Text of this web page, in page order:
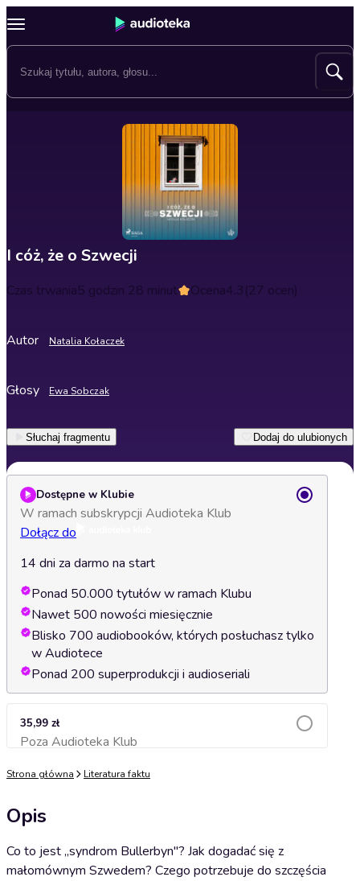
I cóż, że o Szwecji
Czas trwania5 godzin 28 minut Ocena4.3(27 ocen)
Autor Natalia Kołaczek
Głosy Ewa Sobczak
Słuchaj fragmentu Dodaj do ulubionych
Dostępne w Klubie
W ramach subskrypcji Audioteka Klub
Dołącz do
14 dni za darmo na start
Ponad 50.000 tytułów w ramach Klubu
Nawet 500 nowości miesięcznie
Blisko 700 audiobooków, których posłuchasz tylko
w Audiotece
Ponad 200 superprodukcji i audioseriali
35,99 zł
Poza Audioteka KlubDodaj do koszyka
Strona główna Literatura faktu
Opis
Co to jest „syndrom Bullerbyn"? Jak dogadać się z
małomównym Szwedem? Czego potrzebuje do szczęścia